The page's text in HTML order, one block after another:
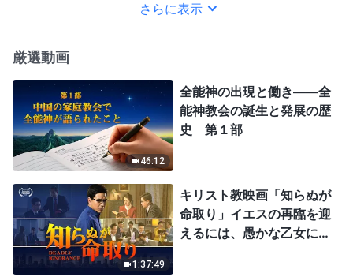
さらに表示
厳選動画
46:12
全能神の出現と働き——全
能神教会の誕生と発展の歴
史 第１部
1:37:49
キリスト教映画「知らぬが
命取り」イエスの再臨を迎
えるには、愚かな乙女にな